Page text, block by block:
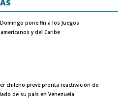
pone fin a los Juegos
y del Caribe
chileno prevé pronta reactivación de
de su país en Venezuela